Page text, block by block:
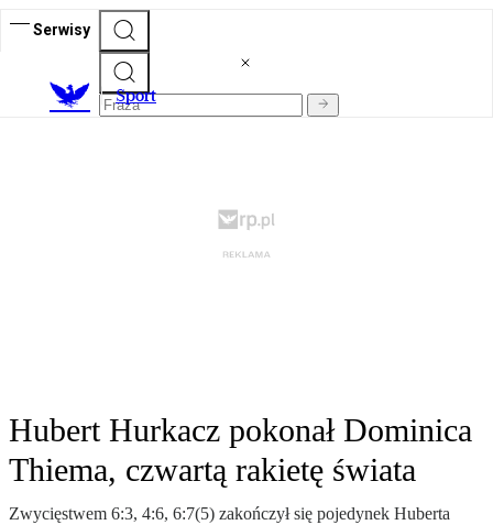
Serwisy
Sport
Hubert Hurkacz pokonał Dominica
Thiema, czwartą rakietę świata
Zwycięstwem 6:3, 4:6, 6:7(5) zakończył się pojedynek Huberta